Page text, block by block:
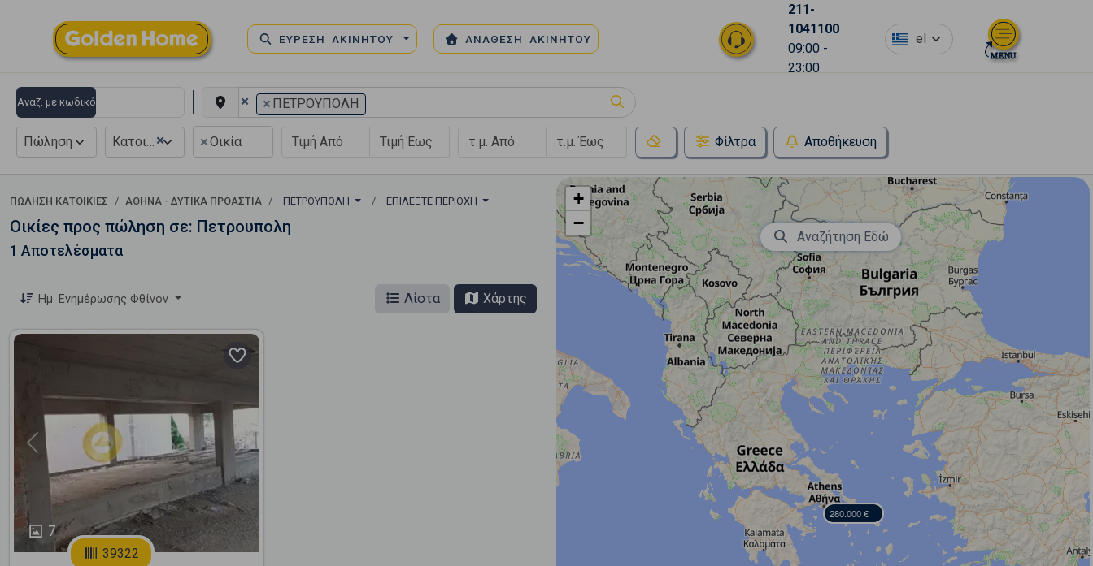
ΕΥΡΕΣΗ ΑΚΙΝΗΤΟΥ ΑΝΑΘΕΣΗ ΑΚΙΝΗΤΟΥ
211-
1041100
09:00 -
23:00
el
Αναζ. με κωδικό × × ΠΕΤΡΟΥΠΟΛΗ
Πώληση ×
Κατοικία ×Οικία Φίλτρα Αποθήκευση
ΠΏΛΗΣΗ ΚΑΤΟΙΚΊΕΣ ΑΘΗΝΑ - ΔΥΤΙΚΑ ΠΡΟΑΣΤΙΑ ΠΕΤΡΟΥΠΟΛΗ ΕΠΙΛΈΞΤΕ ΠΕΡΙΟΧΉ
Οικίες προς πώληση σε: Πετρουπολη
1 Αποτελέσματα
Ημ. Ενημέρωσης Φθίνον Λίστα Χάρτης
7
Previous Next
39322
280.000 €
+
−
Αναζήτηση Εδώ